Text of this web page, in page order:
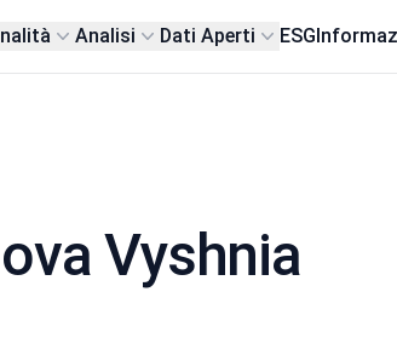
Analisi Dati Aperti ESG
Vyshnia